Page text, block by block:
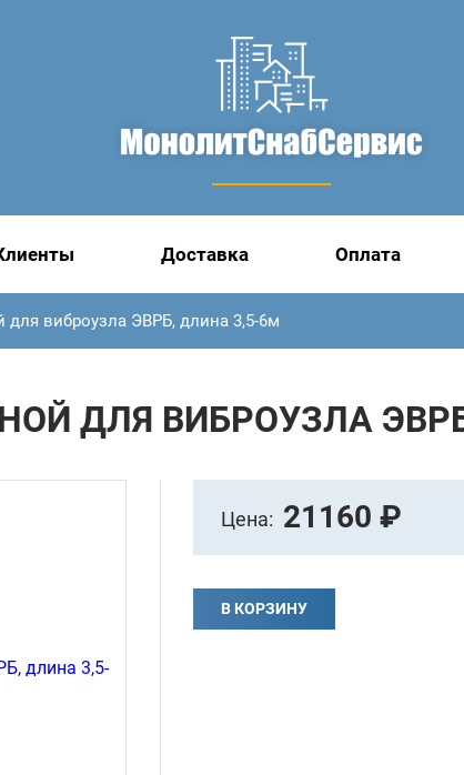
Доставка Оплата
виброузла ЭВРБ, длина 3,5-6м
ДЛЯ ВИБРОУЗЛА
Цена: 21160 ₽
В КОРЗИНУ